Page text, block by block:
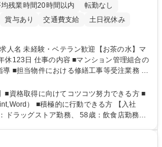
均残業時間20時間以内
転勤なし
賞与あり 交通費支給 土日祝休み
ョン管理組合の
■担当物件における修繕工事等受注業務 ■
界からの転職者が多数活躍しています
ンセンティヴで平均約100万円/年（昨年度
手当50,000円/月 ★親会社である株式会社合
社として、質の高いサービスと適性価格を
■資格取得に向けてコツコツ努力できる方 ■
できる方 【入社
トア勤務、 58歳：飲食店勤務